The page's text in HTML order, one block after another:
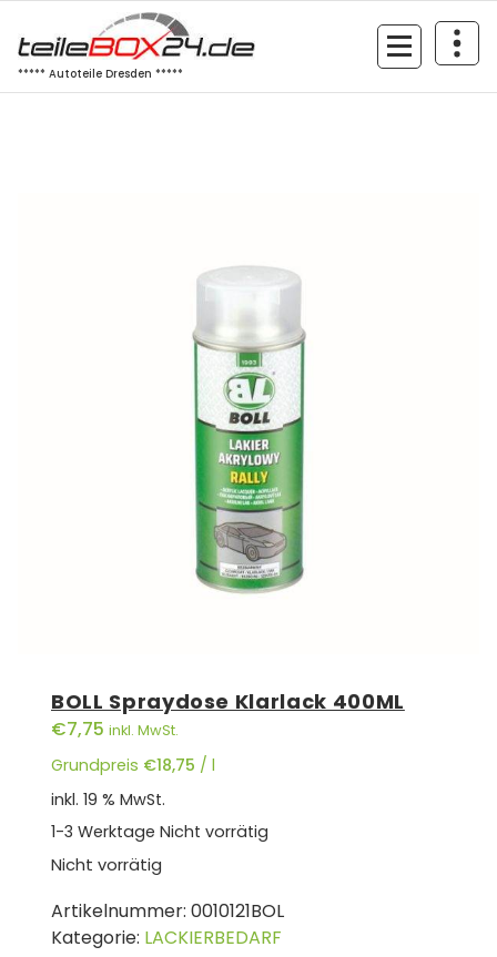
Inhalt
springen
***** Autoteile Dresden *****
BOLL Spraydose Klarlack 400ML
€7,75 inkl. MwSt.
Grundpreis €18,75 / l
inkl. 19 % MwSt.
1-3 Werktage Nicht vorrätig
Nicht vorrätig
Artikelnummer: 0010121BOL
Kategorie: LACKIERBEDARF